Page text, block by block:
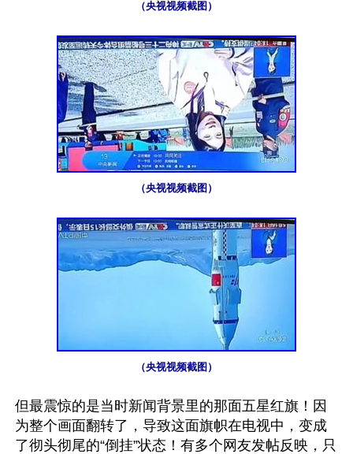
（央视视频截图）
（央视视频截图）
（央视视频截图）
但最震惊的是当时新闻背景里的那面五星红旗！因
为整个画面翻转了，导致这面旗帜在电视中，变成
了彻头彻尾的“倒挂”状态！有多个网友发帖反映，只